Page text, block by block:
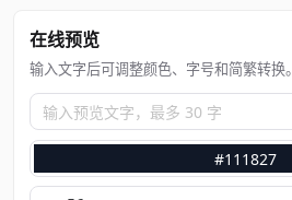
在线预览
输入文字后可调整颜色、字号和简繁转换。
输入预览文字，最多 30 字
#111827